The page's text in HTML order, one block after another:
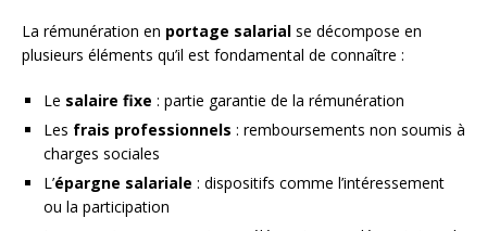
La rémunération en portage salarial se décompose en
plusieurs éléments qu’il est fondamental de connaître :
Le salaire fixe : partie garantie de la rémunération
Les frais professionnels : remboursements non soumis à
charges sociales
L’épargne salariale : dispositifs comme l’intéressement
ou la participation